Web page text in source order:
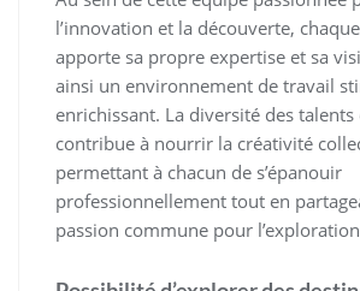
l’innovation et la découverte,
apporte sa propre expertise et sa
ainsi un environnement de travail
enrichissant. La diversité des talents
contribue à nourrir la créativité
permettant à chacun de s’épanouir
professionnellement tout en
passion commune pour